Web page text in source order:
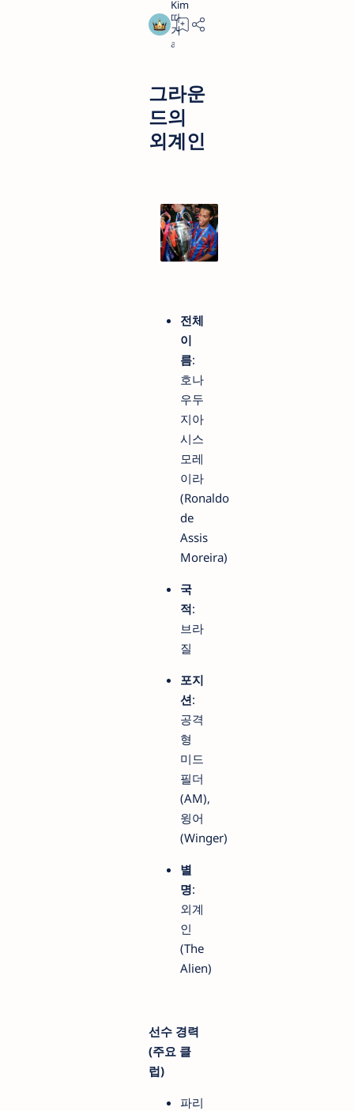
그라운
드의
외계인
전체
이
름:
호나
우두
지아
시스
모레
이라
(Ronaldo
de
Assis
Moreira)
국
적:
브라
질
포지
션:
공격
형
미드
필더
(AM),
윙어
(Winger)
별
명:
외계
인
(The
Alien)
선수 경력
(주요 클
럽)
파리